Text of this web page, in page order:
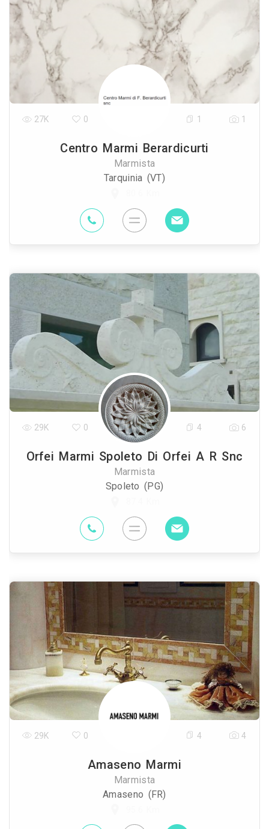
Centro Marmi Berardicurti
Marmista
Tarquinia (VT)
27K 0 1 1
Orfei Marmi Spoleto Di Orfei A R Snc
Marmista
Spoleto (PG)
29K 0 4 6
Amaseno Marmi
Marmista
Amaseno (FR)
29K 0 4 4